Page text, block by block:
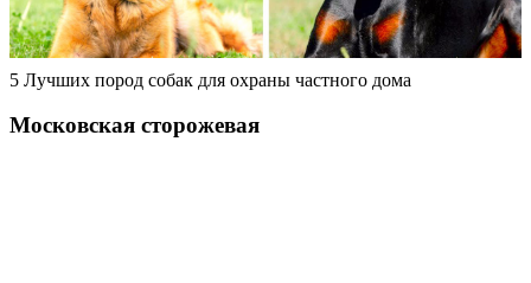
5 Лучших пород собак для охраны частного дома
Московская сторожевая